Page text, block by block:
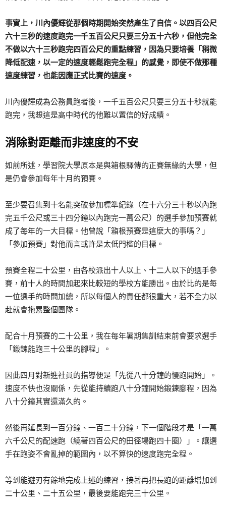
事實上，川內優輝從那個時期開始突然產生了自信。以四百公尺
六十三秒的速度跑完一千五百公尺只要三分五十六秒，但他完全
不做以六十三秒跑完四百公尺的重點練習，因為只要培養「稍微
降低配速，以一定的速度輕鬆跑完全程」的感覺，即使不做那種
速度練習，也能因應正式比賽的速度。
川內優輝成為公務員跑者後，一千五百公尺只要三分五十秒就能
跑完，我想這是高中時代的他難以置信的好成績。
消除對距離而非速度的不安
如前所述，學習院大學原本是與箱根驛傳的正賽無緣的大學，但
是仍會參加每年十月的預賽。
至少要召集到十名能突破參加標準紀錄（在十六分三十秒以內跑
完五千公尺或三十四分鐘以內跑完一萬公尺）的選手參加預賽就
成了每年的一大目標。他曾說「箱根預賽是這麼大的事嗎？」
「參加預賽」對他而言或許是太低門檻的目標。
預賽全程二十公里，由各校派出十人以上、十二人以下的選手參
賽，前十人的時間加起來比較短的學校方能勝出。由於比的是每
一位選手的時間加總，所以每個人的責任都很重大，若不全力以
赴就會拖累整個團隊。
配合十月預賽的二十公里，我在每年暑期集訓結束前會要求選手
「鍛鍊能跑三十公里的腳程」。
因此四月對新進社員的指導便是「先從八十分鐘的慢跑開始」。
速度不快也沒關係，先從能持續跑八十分鐘開始鍛鍊腳程，因為
八十分鐘其實還滿久的。
然後再延長到一百分鐘、一百二十分鐘，下一個階段才是「一萬
六千公尺的配速跑（繞著四百公尺的田徑場跑四十圈）」。讓選
手在跑姿不會亂掉的範圍內，以不算快的速度跑完全程。
等到能遊刃有餘地完成上述的練習，接著再把長跑的距離增加到
二十公里、二十五公里，最後要能跑完三十公里。